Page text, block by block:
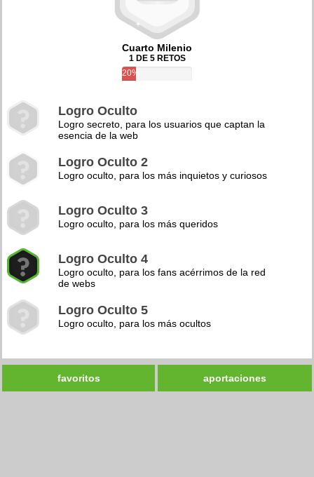
Cuarto Milenio
1 DE 5 RETOS
20%
Logro Oculto
Logro secreto, para los usuarios que captan la
esencia de la web
Logro Oculto 2
Logro oculto, para los más inquietos y curiosos
Logro Oculto 3
Logro oculto, para los más queridos
Logro Oculto 4
Logro oculto, para los fans acérrimos de la red
de webs
Logro Oculto 5
Logro oculto, para los más ocultos
favoritos aportaciones